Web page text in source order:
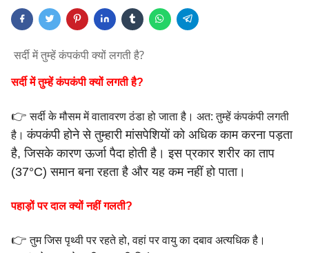
सर्दी में तुम्हें कंपकंपी क्यों लगती है?
सर्दी में तुम्हें कंपकंपी क्यों लगती है?
👉सर्दी के मौसम में वातावरण ठंडा हो जाता है। अत: तुम्हें कंपकंपी लगती
है।कंपकंपी होने से तुम्हारी मांसपेशियों को अधिक काम करना पड़ता
है,जिसके कारण ऊर्जा पैदा होती है। इस प्रकार शरीर का ताप
(37°C) समानबना रहता है और यह कम नहीं हो पाता।
पहाड़ों पर दाल क्यों नहीं गलती?
👉तुम जिस पृथ्वी पर रहते हो, वहां पर वायु का दबाव अत्यधिक है।